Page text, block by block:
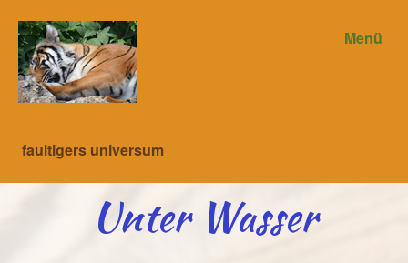
faultigers universum
Menü
Unter Wasser